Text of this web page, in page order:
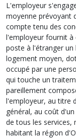
L'employeur
moyenne prévoyant
compte tenu des
l'employeur fournit à
poste à l'étranger
logement moyen,
occupé par une
qui touche un
pareillement
l'employeur, au titre
général, au coût
de tous les services,
habitant la région